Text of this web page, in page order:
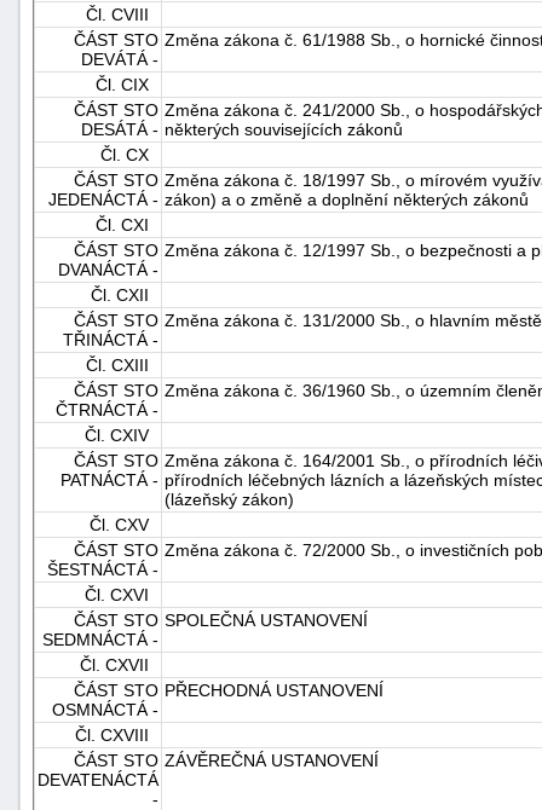
Čl. CVIII
ČÁST STO
DEVÁTÁ -
Změna zákona č. 61/1988 Sb., o hornické
Čl. CIX
ČÁST STO
DESÁTÁ -
Změna zákona č. 241/2000 Sb., o
některých souvisejících zákonů
Čl. CX
ČÁST STO
JEDENÁCTÁ -
Změna zákona č. 18/1997 Sb., o mírovém
zákon) a o změně a doplnění některých zákonů
Čl. CXI
ČÁST STO
DVANÁCTÁ -
Změna zákona č. 12/1997 Sb., o bezpečnosti a
Čl. CXII
ČÁST STO
TŘINÁCTÁ -
Změna zákona č. 131/2000 Sb., o hlavním
Čl. CXIII
ČÁST STO
ČTRNÁCTÁ -
Změna zákona č. 36/1960 Sb., o územním
Čl. CXIV
ČÁST STO
PATNÁCTÁ -
Změna zákona č. 164/2001 Sb., o přírodních
přírodních léčebných lázních a lázeňských
(lázeňský zákon)
Čl. CXV
ČÁST STO
ŠESTNÁCTÁ -
Změna zákona č. 72/2000 Sb., o investičních
Čl. CXVI
ČÁST STO
SEDMNÁCTÁ -
SPOLEČNÁ USTANOVENÍ
Čl. CXVII
ČÁST STO
OSMNÁCTÁ -
PŘECHODNÁ USTANOVENÍ
Čl. CXVIII
ČÁST STO
DEVATENÁCTÁ
-
ZÁVĚREČNÁ USTANOVENÍ